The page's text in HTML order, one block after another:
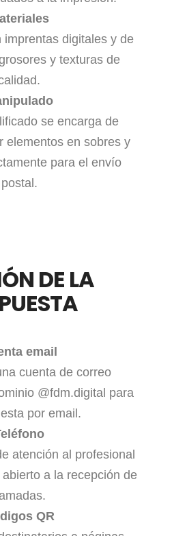
imprentas digitales y de
y texturas de
se encarga de
elementos en sobres y
para el envío
postal.
DE LA
email
cuenta de correo
@fdm.digital para
por email.
atención al profesional
a la recepción de
QR